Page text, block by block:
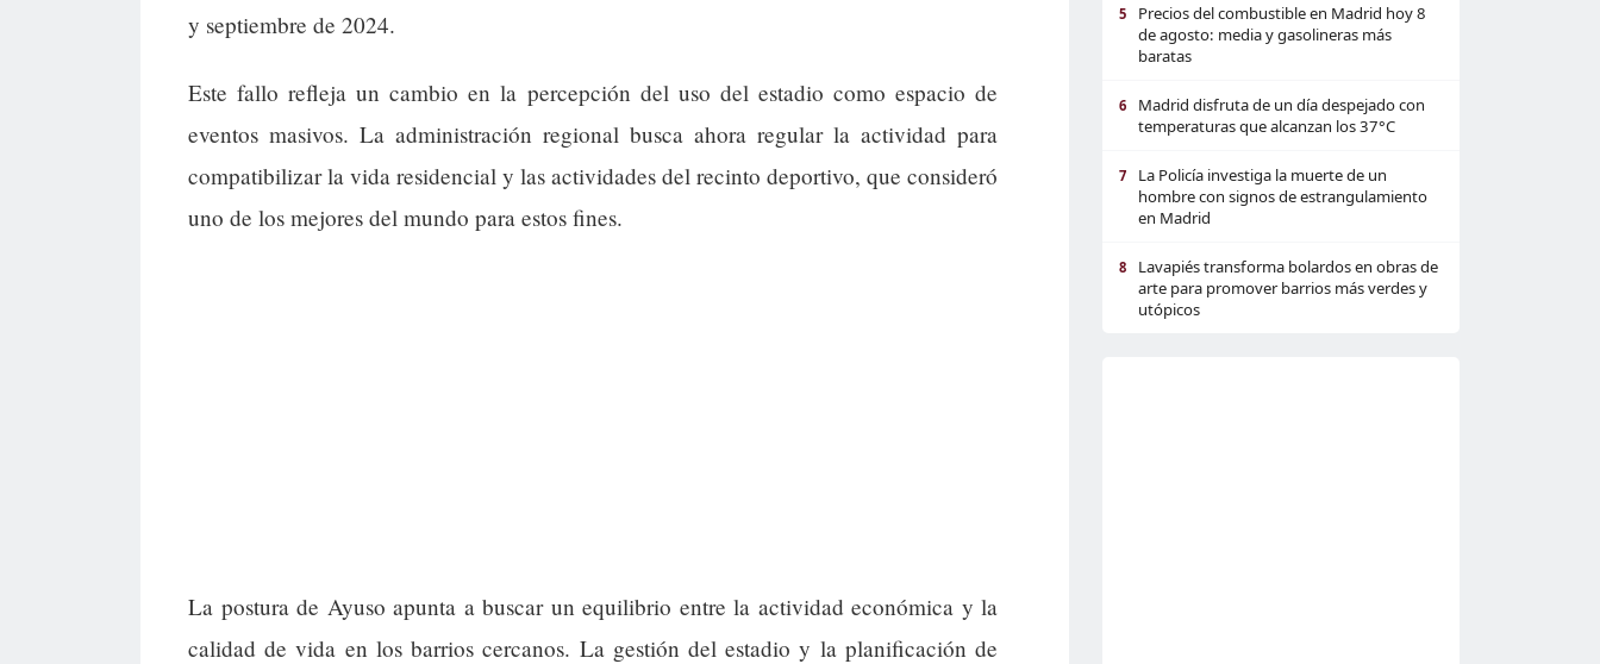
y septiembre de 2024.
Este fallo refleja un cambio en la percepción del uso del estadio como espacio de
eventos masivos. La administración regional busca ahora regular la actividad para
compatibilizar la vida residencial y las actividades del recinto deportivo, que consideró
uno de los mejores del mundo para estos fines.
La postura de Ayuso apunta a buscar un equilibrio entre la actividad económica y la
calidad de vida en los barrios cercanos. La gestión del estadio y la planificación de
5
Precios del combustible en Madrid hoy 8
de agosto: media y gasolineras más
baratas
6
Madrid disfruta de un día despejado con
temperaturas que alcanzan los 37°C
7
La Policía investiga la muerte de un
hombre con signos de estrangulamiento
en Madrid
8
Lavapiés transforma bolardos en obras de
arte para promover barrios más verdes y
utópicos